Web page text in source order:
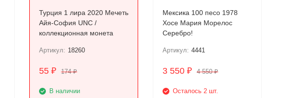
Турция 1 лира 2020 Мечеть
Айя-София UNC /
коллекционная монета
Артикул: 18260
55 ₽ 174₽
В наличии
Мексика 100 песо 1978
Хосе Мария Морелос
Серебро!
Артикул: 4441
3 550₽ 4 550₽
Осталось 2 шт.